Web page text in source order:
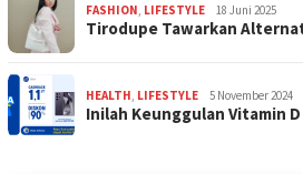
FASHION, LIFESTYLE 18 Juni 2025
Tirodupe Tawarkan
HEALTH, LIFESTYLE 5 November 2024
Inilah Keunggulan Vitamin